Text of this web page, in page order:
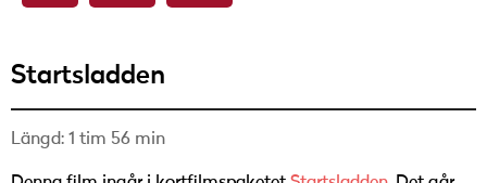
Startsladden
Längd: 1 tim 56 min